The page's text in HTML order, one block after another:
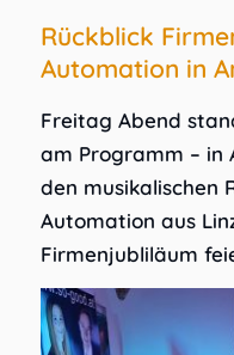
Rückblick
Automation in
Freitag Abend
am Programm – in
den musikalischen
Automation aus
Firmenjubliläum